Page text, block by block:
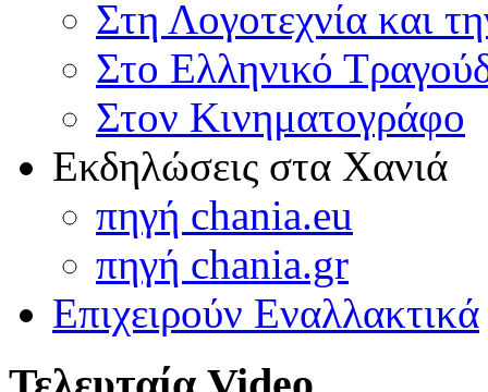
Στη Λογοτεχνία και
Στο Ελληνικό
Στον Κινηματογράφο
Εκδηλώσεις στα Χανιά
πηγή chania.eu
πηγή chania.gr
Επιχειρούν Εναλλακτικά